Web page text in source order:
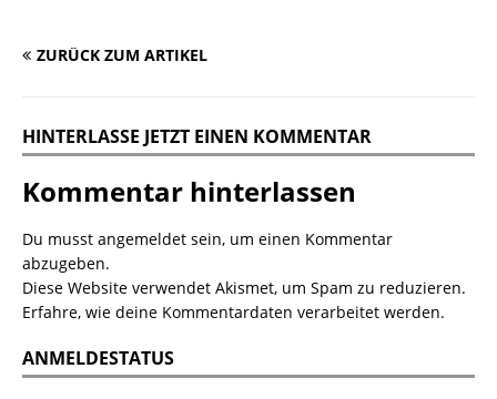
ZURÜCK ZUM ARTIKEL
HINTERLASSE JETZT EINEN KOMMENTAR
Kommentar hinterlassen
Du musst angemeldet sein, um einen Kommentar
abzugeben.
Diese Website verwendet Akismet, um Spam zu reduzieren.
Erfahre, wie deine Kommentardaten verarbeitet werden.
ANMELDESTATUS